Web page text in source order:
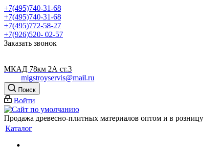
+7(495)740-31-68
+7(495)740-31-68
+7(495)772-58-27
+7(926)520- 02-57
Заказать звонок
МКАД 78км 2А ст.3
migstroyservis@mail.ru
Поиск
Войти
Продажа древесно-плитных материалов оптом и в розницу
Каталог